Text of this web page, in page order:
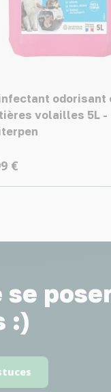
odorisant
volailles 5L -
€
:)